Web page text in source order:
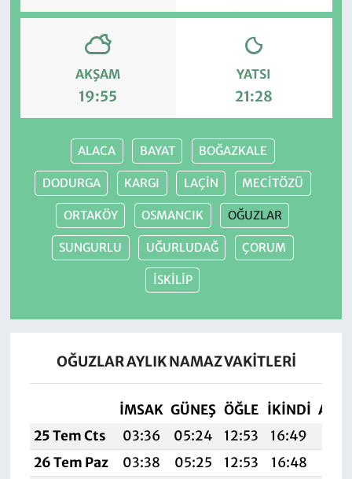
AKŞAM
19:55
YATSI
21:28
ALACA BAYAT BOĞAZKALE
DODURGA KARGI LAÇİN MECİTÖZÜ
ORTAKÖY OSMANCIK OĞUZLAR
SUNGURLU UĞURLUDAĞ ÇORUM
İSKİLİP
OĞUZLAR AYLIK NAMAZ VAKITLERI
İMSAK GÜNEŞ ÖĞLE İKINDI
25 Tem Cts
03:36 05:24 12:53 16:49
26 Tem Paz
03:38 05:25 12:53 16:48